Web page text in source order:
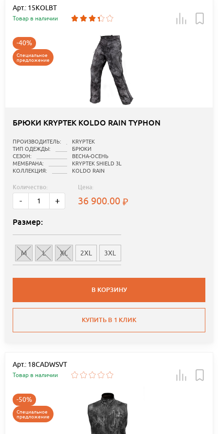
Арт.: 15KOLBT
Товар в наличии
-40%
Специальное
предложение
БРЮКИ KRYPTEK KOLDO RAIN TYPHON
ПРОИЗВОДИТЕЛЬ:
KRYPTEK
ТИП ОДЕЖДЫ:
БРЮКИ
СЕЗОН:
ВЕСНА-ОСЕНЬ
МЕМБРАНА:
KRYPTEK SHIELD 3L
КОЛЛЕКЦИЯ:
KOLDO RAIN
Количество:
- +
Цена:
36 900.00
Размер:
M L XL 2XL 3XL
В КОРЗИНУ
КУПИТЬ В 1 КЛИК
Арт.: 18CADWSVT
Товар в наличии
-50%
Специальное
предложение